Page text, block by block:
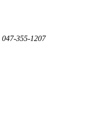
047-355-1207